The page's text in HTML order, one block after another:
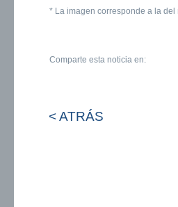
* La imagen corresponde a la del
Comparte esta noticia en:
< ATRÁS